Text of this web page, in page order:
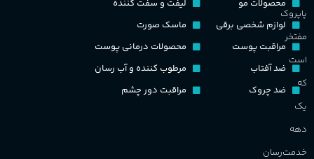
پاپروک
مفتخر
است
که
یک
دهه
خدمت‌رسان
محصولات مو
لوازم شخصی برقی
مراقبت پوست
ضد آفتاب
ضد چروک
لیفت و سفت کننده
ماسک صورت
محصولات درمانی پوست
مرطوب کننده و آب رسان
مراقبت دور چشم